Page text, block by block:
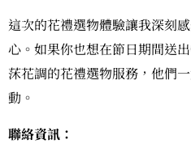
這次的花禮選物體驗讓我深刻
心。如果你也想在節日期間送
莯花調的花禮選物服務，他們
動。
聯絡資訊：